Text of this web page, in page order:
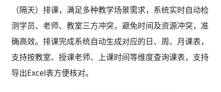
（隔天）排课，满足多种教学场景需求，系统实时自动检
测学员、老师、教室三方冲突，避免时间及资源冲突，准
确高效。排课完成系统自动生成对应的日、周、月课表，
支持按教室、授课老师、上课时间等维度查询课表，支持
导出Excel表方便核对。